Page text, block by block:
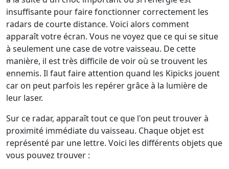
insuffisante pour faire fonctionner correctement les
radars de courte distance. Voici alors comment
apparaît votre écran. Vous ne voyez que ce qui se situe
à seulement une case de votre vaisseau. De cette
manière, il est très difficile de voir où se trouvent les
ennemis. Il faut faire attention quand les Kipicks jouent
car on peut parfois les repérer grâce à la lumière de
leur laser.
Sur ce radar, apparaît tout ce que l'on peut trouver à
proximité immédiate du vaisseau. Chaque objet est
représenté par une lettre. Voici les différents objets que
vous pouvez trouver :